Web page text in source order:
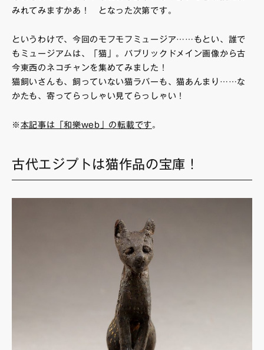
みれてみますかあ！ となった次第です。
というわけで、今回のモフモフミュージア……もとい、誰で
もミュージアムは、「猫」。パブリックドメイン画像から古
今東西のネコチャンを集めてみました！
猫飼いさんも、飼っていない猫ラバーも、猫あんまり……な
かたも、寄ってらっしゃい見てらっしゃい！
※ 本記事は「和樂web」の転載です。
古代エジプトは猫作品の宝庫！